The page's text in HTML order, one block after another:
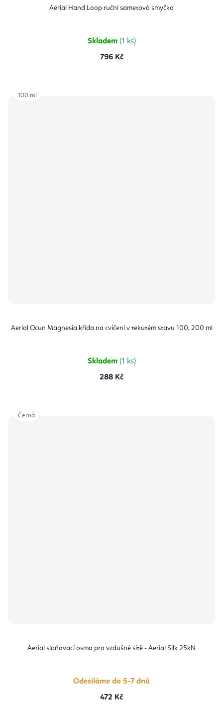
Aerial Hand Loop ruční sametová smyčka
Skladem (1 ks)
796 Kč
Aerial Ocun Magnesia křída na cvičení v tekutém stavu 100, 200 ml
Skladem (1 ks)
288 Kč
100 ml
Aerial slaňovací osma pro vzdušné sítě - Aerial Silk 25kN
Odesíláme do 5-7 dnů
472 Kč
Černá